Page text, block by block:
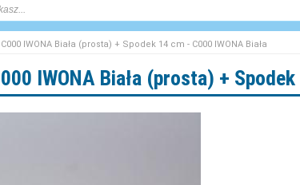
C000 IWONA Biała (prosta) + Spodek 14 cm - C000 IWONA Biała
IWONA Biała (prosta) +